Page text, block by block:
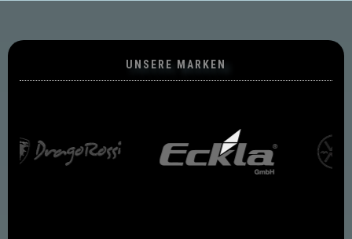
UNSERE MARKEN